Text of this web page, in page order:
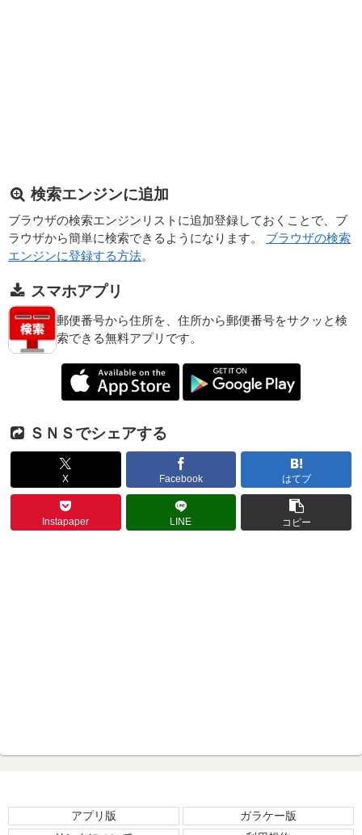
検索エンジンに追加
ブラウザの検索エンジンリストに追加登録しておくことで、ブ
ラウザから簡単に検索できるようになります。 ブラウザの検索
エンジンに登録する方法。
スマホアプリ
郵便番号から住所を、住所から郵便番号をサクッと検
索できる無料アプリです。
ＳＮＳでシェアする
X Facebook はてブ
Instapaper LINE コピー
アプリ版
ガラケー版